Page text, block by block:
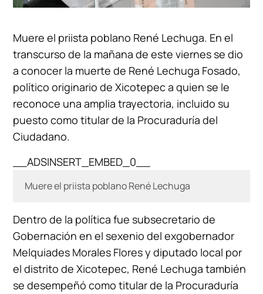
Muere el priista poblano René Lechuga. En el
transcurso de la mañana de este viernes se dio
a conocer la muerte de René Lechuga Fosado,
político originario de Xicotepec a quien se le
reconoce una amplia trayectoria, incluido su
puesto como titular de la Procuraduría del
Ciudadano.
__ADSINSERT_EMBED_0__
Muere el priista poblano René Lechuga
Dentro de la política fue subsecretario de
Gobernación en el sexenio del exgobernador
Melquiades Morales Flores y diputado local por
el distrito de Xicotepec, René Lechuga también
se desempeñó como titular de la Procuraduría